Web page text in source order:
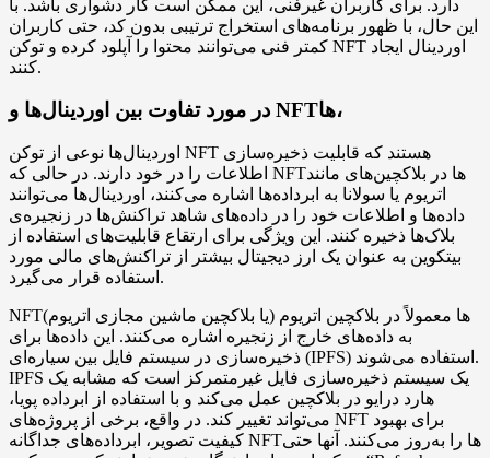
دارد. برای کاربران غیرفنی، این ممکن است کار دشواری باشد. با
این حال، با ظهور برنامه‌های استخراج ترتیبی بدون کد، حتی کاربران
کمتر فنی می‌توانند محتوا را آپلود کرده و توکن NFT اوردینال ایجاد
کنند.
در مورد تفاوت بین اوردینال‌ها و NFTها،
اوردینال‌ها نوعی از توکن NFT هستند که قابلیت ذخیره‌سازی
اطلاعات را در خود دارند. در حالی که NFTها در بلاکچین‌های مانند
اتریوم یا سولانا به ابرداده‌ها اشاره می‌کنند، اوردینال‌ها می‌توانند
داده‌ها و اطلاعات خود را در داده‌های شاهد تراکنش‌ها در زنجیره‌ی
بلاک‌ها ذخیره کنند. این ویژگی برای ارتقاع قابلیت‌های استفاده از
بیتکوین به عنوان یک ارز دیجیتال بیشتر از تراکنش‌های مالی مورد
استفاده قرار می‌گیرد.
NFTها معمولاً در بلاکچین اتریوم (یا بلاکچین ماشین مجازی اتریوم)
به داده‌های خارج از زنجیره اشاره می‌کنند. این داده‌ها برای
ذخیره‌سازی در سیستم فایل بین سیاره‌ای (IPFS) استفاده می‌شوند.
IPFS یک سیستم ذخیره‌سازی فایل غیرمتمرکز است که مشابه یک
هارد درایو در بلاکچین عمل می‌کند و با استفاده از ابرداده پویا،
می‌تواند تغییر کند. در واقع، برخی از پروژه‌های NFT برای بهبود
کیفیت تصویر، ابرداده‌های جداگانه NFTها را به‌روز می‌کنند. آنها حتی